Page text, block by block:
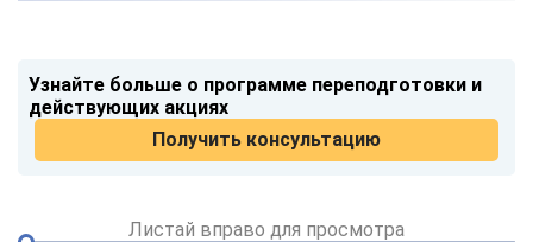
Узнайте больше о программе переподготовки и
действующих акциях
Получить консультацию
Листай вправо для просмотра